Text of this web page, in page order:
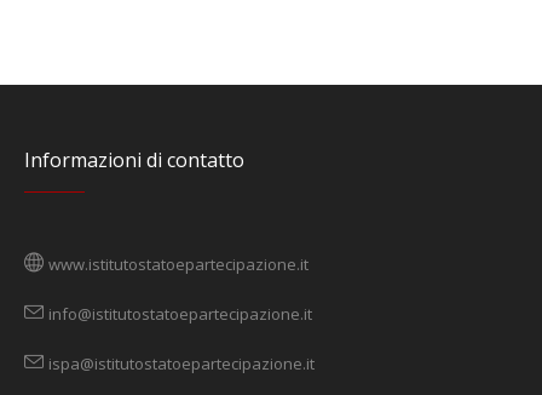
Informazioni di contatto
www.istitutostatoepartecipazione.it
info@istitutostatoepartecipazione.it
ispa@istitutostatoepartecipazione.it